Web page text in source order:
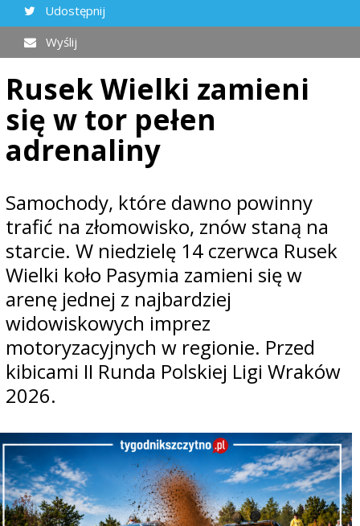
Udostępnij
Wyślij
Rusek Wielki zamieni
się w tor pełen
adrenaliny
Samochody, które dawno powinny
trafić na złomowisko, znów staną na
starcie. W niedzielę 14 czerwca Rusek
Wielki koło Pasymia zamieni się w
arenę jednej z najbardziej
widowiskowych imprez
motoryzacyjnych w regionie. Przed
kibicami II Runda Polskiej Ligi Wraków
2026.